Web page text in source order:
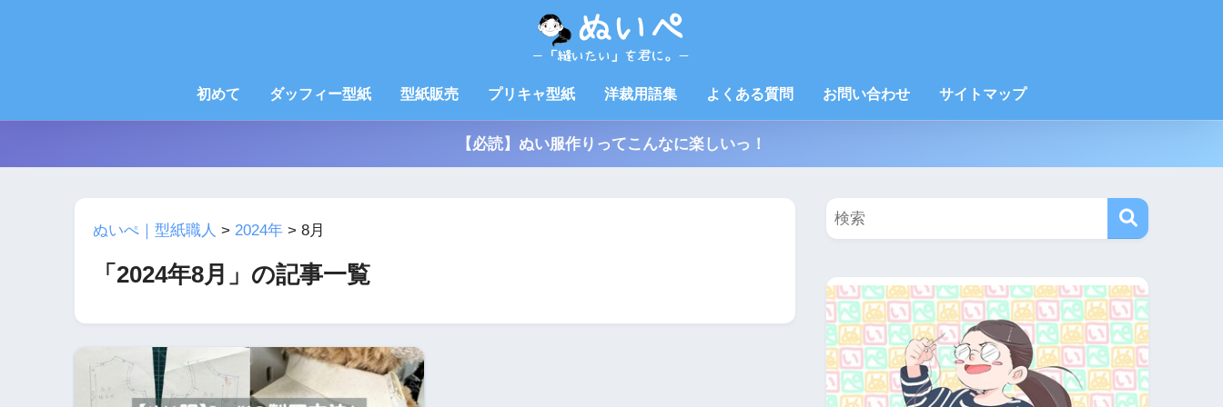
初めて ダッフィー型紙 型紙販売 プリキャ型紙 洋裁用語集 よくある質問 お問い合わせ サイトマップ
【必読】ぬい服作りってこんなに楽しいっ！
ぬいぺ｜型紙職人 > 2024年 > 8月
「2024年8月」の記事一覧